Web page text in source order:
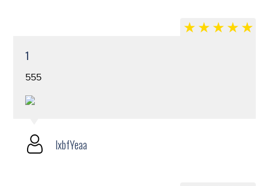
1
555
lxbfYeaa